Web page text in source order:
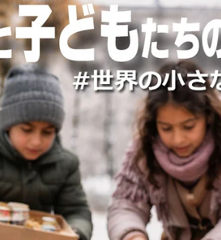
ぐあなたの一歩
私たちの大切な家族である犬や猫。彼らの命が無
駄に失われることがないように、殺処分ゼロを目
指す活動は今、ますます重要になっています。私
もこの活動に心から共感し、できる限りの支援を
続けています。今日は、そんな「殺処分ゼロ支援
方法」について、具体的で実践しやすいアイデア
をお伝えしますね。 殺処分ゼロ支援方法：まず
知ることから始めよう 殺処分ゼロを実現するた
には、まず現状を正しく知ることが大切です。日
本では年間に多くの犬猫が保健所で殺処分されて
います。理由は様々ですが、飼い主のいない動物
が増え続けていることが大きな要因です。 保護
体の活動を理解する 保健所犬猫応援団のような団
体は、殺処分ゼロを目指して日々活動していま
す。彼らは単なる寄付だけでなく、オーダーメイ